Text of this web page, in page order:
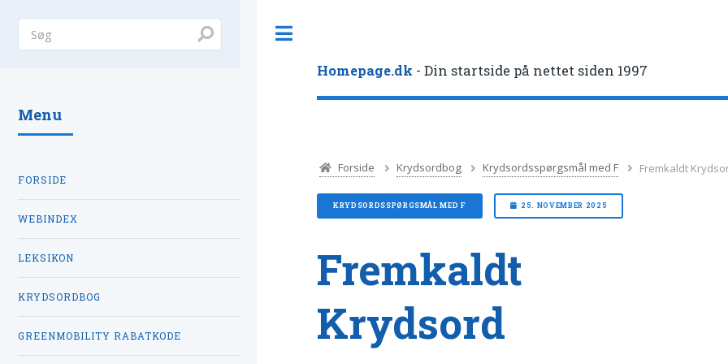
Homepage.dk - Din startside på nettet siden 1997
Forside Krydsordbog Krydsordsspørgsmål med F Fremkaldt
KRYDSORDSSPØRGSMÅL MED F 25. NOVEMBER 2025
Fremkaldt
Krydsord
Menu
FORSIDE
WEBINDEX
LEKSIKON
KRYDSORDBOG
GREENMOBILITY RABATKODE